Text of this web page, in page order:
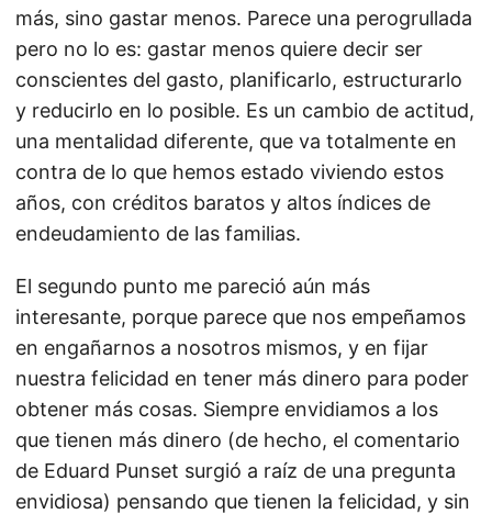
más, sino gastar menos. Parece una perogrullada
pero no lo es: gastar menos quiere decir ser
conscientes del gasto, planificarlo, estructurarlo
y reducirlo en lo posible. Es un cambio de actitud,
una mentalidad diferente, que va totalmente en
contra de lo que hemos estado viviendo estos
años, con créditos baratos y altos índices de
endeudamiento de las familias.
El segundo punto me pareció aún más
interesante, porque parece que nos empeñamos
en engañarnos a nosotros mismos, y en fijar
nuestra felicidad en tener más dinero para poder
obtener más cosas. Siempre envidiamos a los
que tienen más dinero (de hecho, el comentario
de Eduard Punset surgió a raíz de una pregunta
envidiosa) pensando que tienen la felicidad, y sin